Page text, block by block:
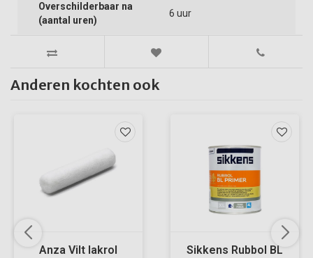
Overschilderbaar na
(aantal uren)
6 uur
Anderen kochten ook
Anza Vilt lakrol
Sikkens Rubbol BL